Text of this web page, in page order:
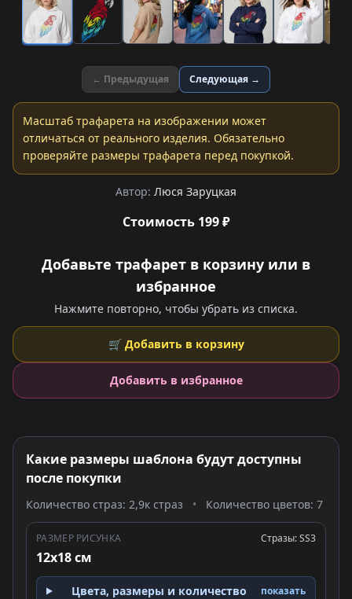
← Предыдущая Следующая →
Масштаб трафарета на изображении может
отличаться от реального изделия. Обязательно
проверяйте размеры трафарета перед покупкой.
Автор: Люся Заруцкая
Стоимость 199 ₽
Добавьте трафарет в корзину или в
избранное
Нажмите повторно, чтобы убрать из списка.
🛒 Добавить в корзину
Добавить в избранное
Какие размеры шаблона будут доступны
после покупки
Количество страз: 2,9к страз • Количество цветов: 7
РАЗМЕР РИСУНКА
12x18 см
Стразы: SS3
Цвета, размеры и количество показать